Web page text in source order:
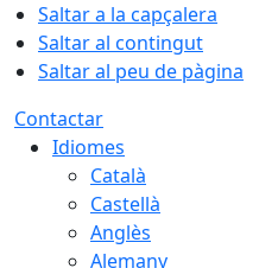
Saltar a la capçalera
Saltar al contingut
Saltar al peu de pàgina
Contactar
Idiomes
Català
Castellà
Anglès
Alemany